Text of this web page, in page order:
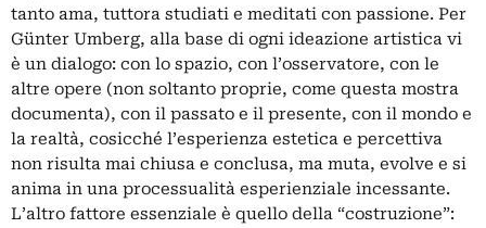
tanto ama, tuttora studiati e meditati con passione. Per
Günter Umberg, alla base di ogni ideazione artistica vi
è un dialogo: con lo spazio, con l’osservatore, con le
altre opere (non soltanto proprie, come questa mostra
documenta), con il passato e il presente, con il mondo e
la realtà, cosicché l’esperienza estetica e percettiva
non risulta mai chiusa e conclusa, ma muta, evolve e si
anima in una processualità esperienziale incessante.
L’altro fattore essenziale è quello della “costruzione”: